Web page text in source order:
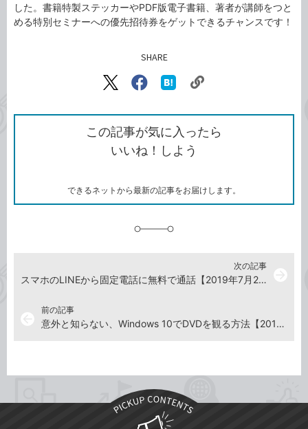
した。書籍特製ステッカーやPDF版電子書籍、著者が講師をつと
める特別セミナーへの優先招待券をゲットできるチャンスです！
SHARE
X（旧
で
シ
ェ
ア
Facebook
シ
ェ
ア
な
ッ
ク
ク
ク
を
コ
この記事が気に入ったら
いいね！しよう
できるネットから最新の記事をお届けします。
前の記事
意外と知らない、Windows 10でDVDを観る方法【2019年7月19日】
次の記事
スマホのLINEから固定電話に無料で通話【2019年7月26日】